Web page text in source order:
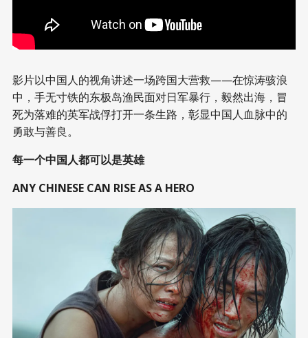
美版预告片！
影片以中国人的视角讲述一场跨国大营救——在惊涛骇浪
中，手无寸铁的东极岛渔民面对日军暴行，毅然出海，冒
死为落难的英军战俘打开一条生路，彰显中国人血脉中的
勇敢与善良。
每一个中国人都可以是英雄
ANY CHINESE CAN RISE AS A HERO